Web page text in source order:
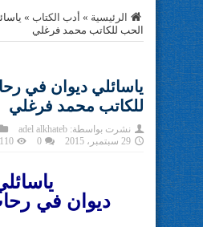
الرئيسية » أدب الكتاب »
الحب للكاتب محمد فرغلي
ياسائلي ديوان في
للكاتب محمد فرغلي
نشرت بواسطة: adel alkhateb
29 سبتمبر، 2015
0
1,110
ديوان في